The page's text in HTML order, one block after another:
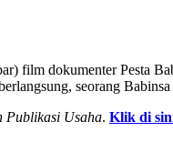
film dokumenter Pesta
seorang
Publikasi Usaha. Klik di